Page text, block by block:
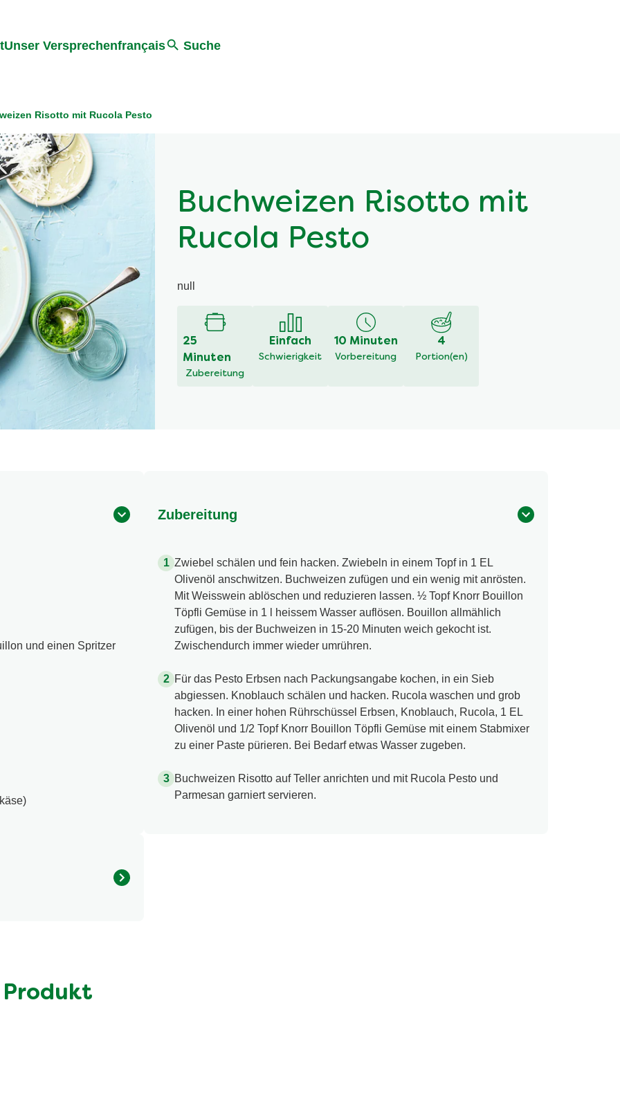
Unser Versprechenfrançais Suche
Risotto mit Rucola Pesto
Buchweizen Risotto mit
Rucola Pesto
null
25
Minuten
Zubereitung
Einfach
Schwierigkeit
10 Minuten
Vorbereitung
4
Portion(en)
und einen Spritzer
Zubereitung
Zwiebel schälen und fein hacken. Zwiebeln in einem Topf in 1 EL
Olivenöl anschwitzen. Buchweizen zufügen und ein wenig mit anrösten.
Mit Weisswein ablöschen und reduzieren lassen. ½ Topf Knorr Bouillon
Töpfli Gemüse in 1 l heissem Wasser auflösen. Bouillon allmählich
zufügen, bis der Buchweizen in 15-20 Minuten weich gekocht ist.
Zwischendurch immer wieder umrühren.
Für das Pesto Erbsen nach Packungsangabe kochen, in ein Sieb
abgiessen. Knoblauch schälen und hacken. Rucola waschen und grob
hacken. In einer hohen Rührschüssel Erbsen, Knoblauch, Rucola, 1 EL
Olivenöl und 1/2 Topf Knorr Bouillon Töpfli Gemüse mit einem Stabmixer
zu einer Paste pürieren. Bei Bedarf etwas Wasser zugeben.
Buchweizen Risotto auf Teller anrichten und mit Rucola Pesto und
Parmesan garniert servieren.
Produkt